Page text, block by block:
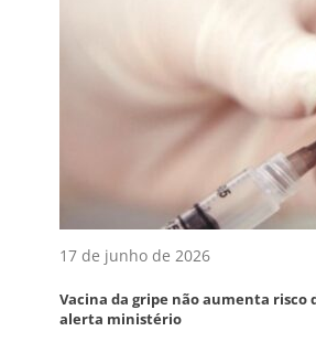
17 de junho de 2026
Vacina da gripe não aumenta risco
alerta ministério